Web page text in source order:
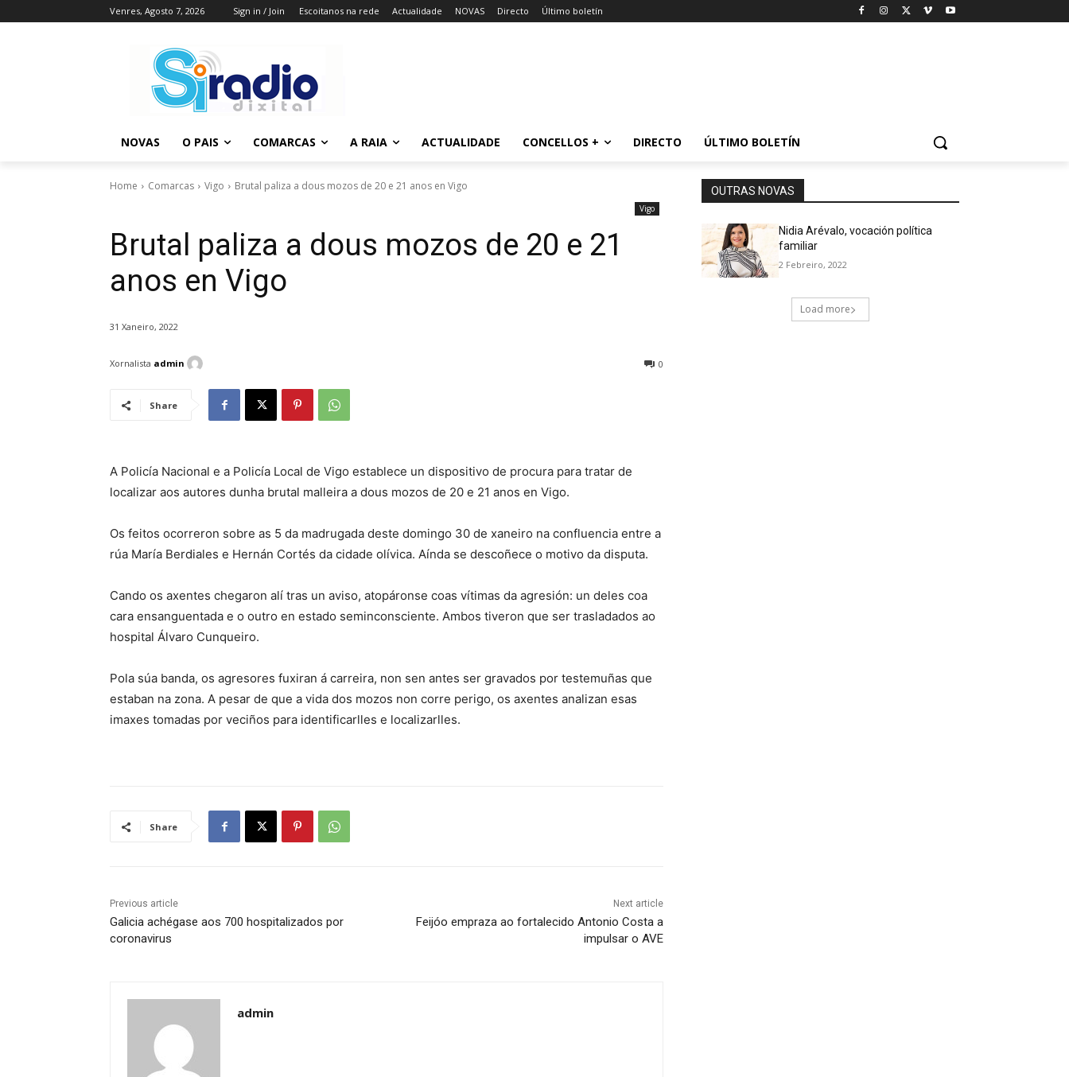
Venres, Agosto 7, 2026 Sign in / Join Escoitanos na rede Actualidade NOVAS Directo Último boletín
NOVAS O PAIS COMARCAS A RAIA ACTUALIDADE CONCELLOS + DIRECTO ÚLTIMO BOLETÍN
Home Comarcas Vigo Brutal paliza a dous mozos de 20 e 21 anos en Vigo
Vigo
Brutal paliza a dous mozos de 20 e 21
anos en Vigo
31 Xaneiro, 2022
0
Xornalista admin
Share
A Policía Nacional e a Policía Local de Vigo establece un dispositivo de procura para tratar de
localizar aos autores dunha brutal malleira a dous mozos de 20 e 21 anos en Vigo.
Os feitos ocorreron sobre as 5 da madrugada deste domingo 30 de xaneiro na confluencia entre a
rúa María Berdiales e Hernán Cortés da cidade olívica. Aínda se descoñece o motivo da disputa.
Cando os axentes chegaron alí tras un aviso, atopáronse coas vítimas da agresión: un deles coa
cara ensanguentada e o outro en estado seminconsciente. Ambos tiveron que ser trasladados ao
hospital Álvaro Cunqueiro.
Pola súa banda, os agresores fuxiran á carreira, non sen antes ser gravados por testemuñas que
estaban na zona. A pesar de que a vida dos mozos non corre perigo, os axentes analizan esas
imaxes tomadas por veciños para identificarlles e localizarlles.
Share
Previous article
Galicia achégase aos 700 hospitalizados por
coronavirus
Next article
Feijóo empraza ao fortalecido Antonio Costa a
impulsar o AVE
admin
OUTRAS NOVAS
Nidia Arévalo, vocación política
familiar
2 Febreiro, 2022
Load more